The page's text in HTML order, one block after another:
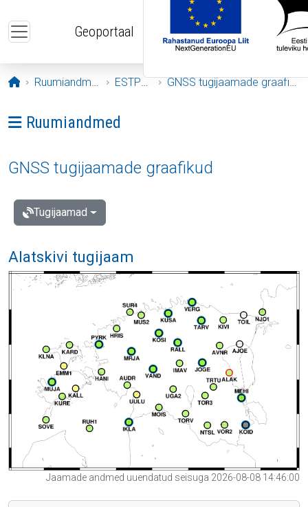
Geoportaal
Avaleht
Ruumiandmed ESTPOS GNSS tugijaamade graafikud
Ava menüü: Ruumiandmed
Ruumiandmed
GNSS tugijaamade graafikud
Tugijaamad
Alatskivi tugijaam
Jaamade andmed uuendatud seisuga 2026-08-08 14:46:00